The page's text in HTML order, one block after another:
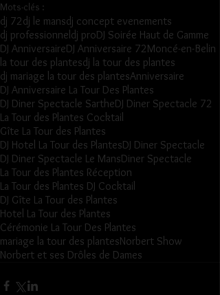
Mots-clés :
dj 72dj le mansdj concept evenements
dj professionnel dj proDJ Soirée Haut de Gamme
DJ AnniversaireDJ Anniversaire 72Moncé-en-Belin
la tour des plantesdj la tour des plantes
dj mariage la tour des plantesAnniversaire
DJ Anniversaire La Tour Des Plantes
DJ Diner Spectacle SartheDJ Diner Spectacle 72
La Tour des Plantes Cocktail
Gîte La Tour des Plantes
DJ Hotel La Tour des PlantesDJ Diner Spectacle
DJ Diner Spectacle Le MansDiner Spectacle
La Tour des Plantes Réception
La Tour des Plantes DJ Cocktail
DJ Gîte La Tour des Plantes
Hotel La Tour des Plantes
Cérémonie La Tour Des Plantes
mariage la tour des plantesNorbert Show
Norbert et ses Drôles de Dames